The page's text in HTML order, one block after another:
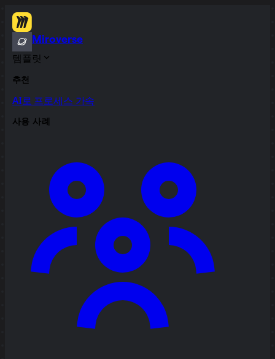
Miroverse
템플릿
추천
AI로 프로세스 가속
사용 사례